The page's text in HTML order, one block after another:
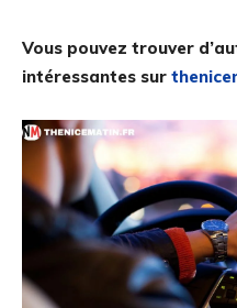
Vous pouvez trouver
intéressantes sur